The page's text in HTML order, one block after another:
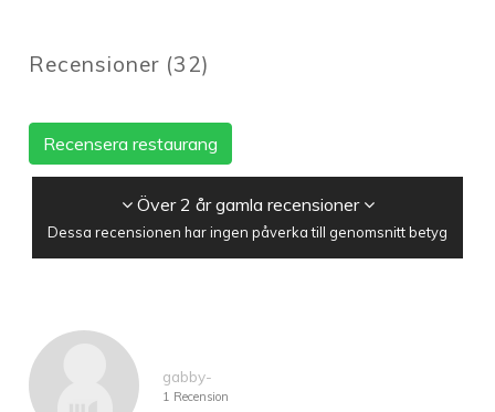
Recensioner (32)
Recensera restaurang
Över 2 år gamla recensioner
Dessa recensionen har ingen påverka till genomsnitt betyg
gabby-
1 Recension